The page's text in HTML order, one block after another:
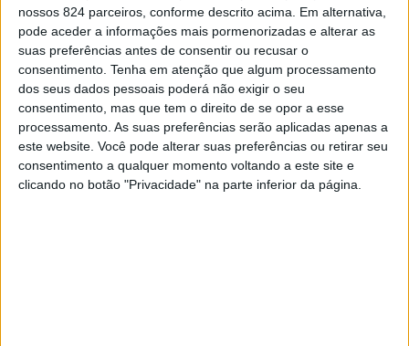
nossos 824 parceiros, conforme descrito acima. Em alternativa,
pode aceder a informações mais pormenorizadas e alterar as
suas preferências antes de consentir ou recusar o
consentimento. Tenha em atenção que algum processamento
dos seus dados pessoais poderá não exigir o seu
consentimento, mas que tem o direito de se opor a esse
processamento. As suas preferências serão aplicadas apenas a
este website. Você pode alterar suas preferências ou retirar seu
consentimento a qualquer momento voltando a este site e
clicando no botão "Privacidade" na parte inferior da página.
Câmara de Ponte de Sor, tendo conquistado maioria
absoluta apesar de baixar a votação relativamente a
2017.
A candidatura socialista obteve um total de 64,08%
dos votos e segurou os seis mandatos, contra os
14,34% da CDU que se mantém como segunda força